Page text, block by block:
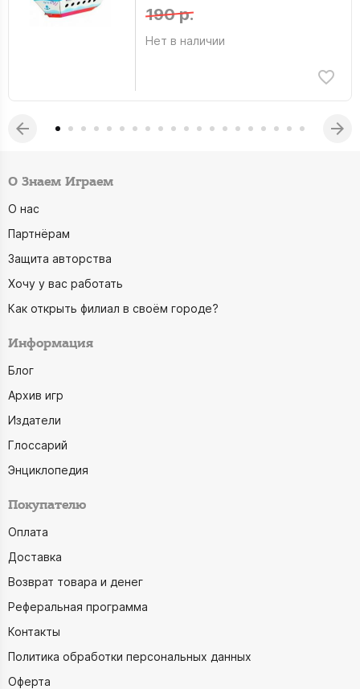
190 р.
Нет в наличии
О Знаем Играем
О нас
Партнёрам
Защита авторства
Хочу у вас работать
Как открыть филиал в своём городе?
Информация
Блог
Архив игр
Издатели
Глоссарий
Энциклопедия
Покупателю
Оплата
Доставка
Возврат товара и денег
Реферальная программа
Контакты
Политика обработки персональных данных
Оферта